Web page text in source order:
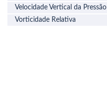
Velocidade Vertical da Pressão
Vorticidade Relativa